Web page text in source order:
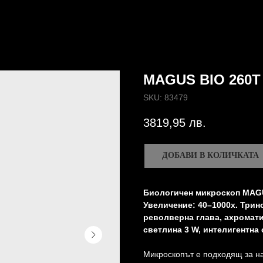
MAGUS BIO 260T
SKU: 83479
3819,95 лв.
ДОБАВИ В КОЛИЧКАТА
Биологичен микроскоп
Увеличение: 40–1000x.
револверна глава,
светлина 3 W,
Микроскопът е подходящ за